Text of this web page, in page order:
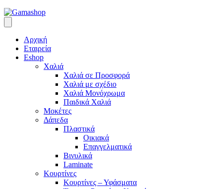
Αρχική
Εταιρεία
Eshop
Χαλιά
Χαλιά σε Προσφορά
Χαλιά με σχέδιο
Χαλιά Μονόχρωμα
Παιδικά Χαλιά
Μοκέτες
Δάπεδα
Πλαστικά
Οικιακά
Επαγγελματικά
Βινυλικά
Laminate
Κουρτίνες
Κουρτίνες – Υφάσματα